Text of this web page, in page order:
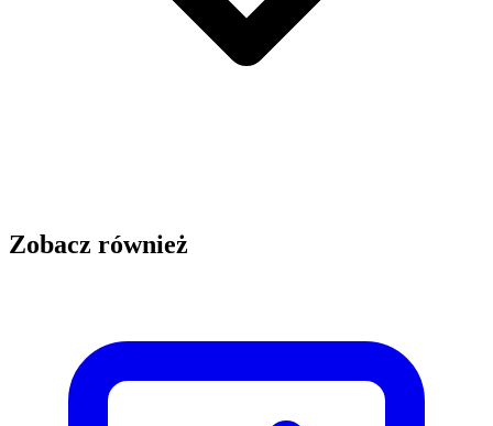
Zobacz również